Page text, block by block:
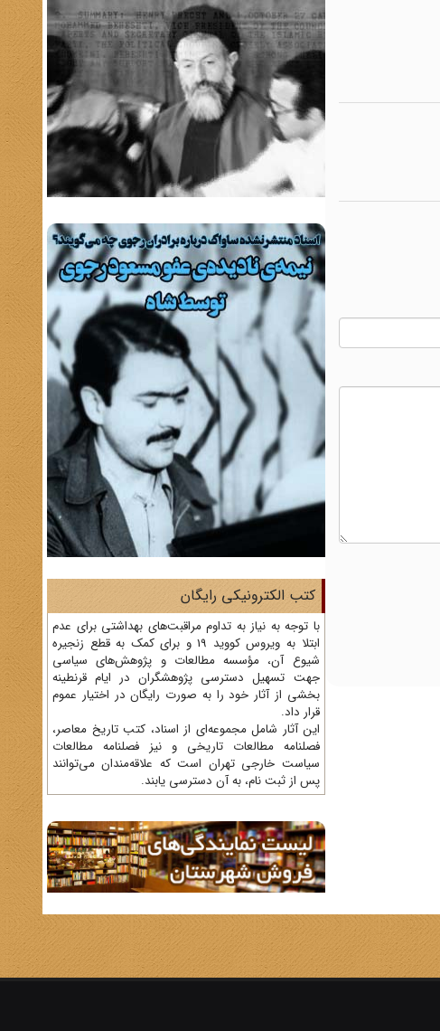
کتب الکترونیکی رایگان
با توجه به نیاز به تداوم مراقبت‌های بهداشتی برای عدم
ابتلا به ویروس کووید 19 و برای کمک به قطع زنجیره
شیوع آن، مؤسسه مطالعات و پژوهش‌های سیاسی
جهت تسهیل دسترسی پژوهشگران در ایام قرنطینه
بخشی از آثار خود را به صورت رایگان در اختیار عموم
قرار داد.
این آثار شامل مجموعه‌ای از اسناد، کتب تاریخ معاصر،
فصلنامه‌ مطالعات تاریخی و نیز فصلنامه مطالعات
سیاست خارجی تهران است که علاقه‌مندان می‌توانند
پس از ثبت نام، به آن دسترسی یابند.